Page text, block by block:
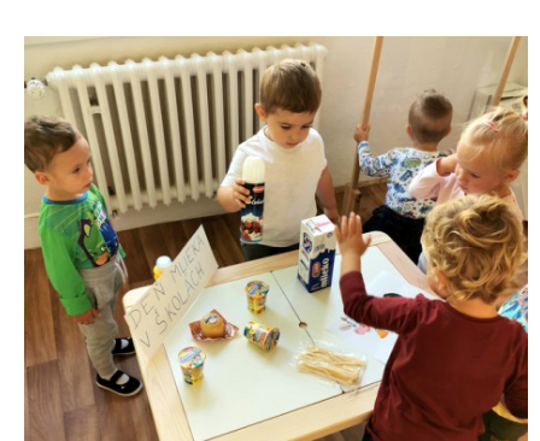
JEDÁLNY LÍSTOK
RECEPTY
PROJEKTY
ZDRAVÝ ÚSMEV
NADÁCIA TESCO